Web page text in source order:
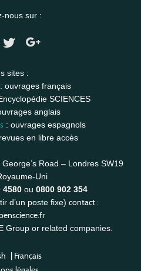
nous sur :
sites :
ouvrages français
SCIENCES
anglais
: ouvrages espagnols
en libre accès
Road – Londres SW19
Uni
4580 ou 0800 902 354
d’un poste fixe) contact :
Group or related companies.
| Français